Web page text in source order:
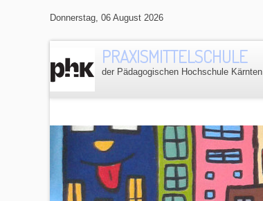
Donnerstag, 06 August 2026
PRAXISMITTELSCHULE
der Pädagogischen Hochschule Kärnten